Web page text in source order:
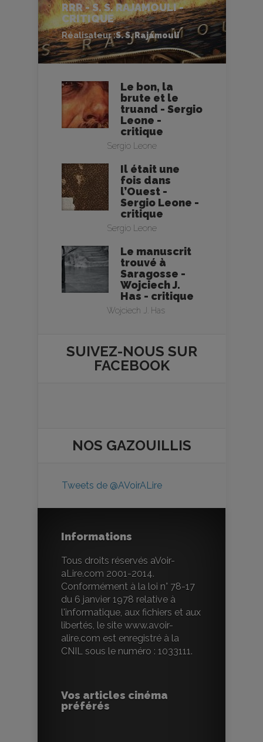
RRR - S. S. RAJAMOULI -
CRITIQUE
Réalisateur :S. S. Rajamouli
Le bon, la
brute et le
truand - Sergio
Leone -
critique
Sergio Leone
Il était une
fois dans
l’Ouest -
Sergio Leone -
critique
Sergio Leone
Le manuscrit
trouvé à
Saragosse -
Wojciech J.
Has - critique
Wojciech J. Has
SUIVEZ-NOUS SUR
FACEBOOK
NOS GAZOUILLIS
Tweets de @AVoirALire
Informations
Tous droits réservés aVoir-
aLire.com 2001-2014.
Conformément à la loi n° 78-17
du 6 janvier 1978 relative à
l'informatique, aux fichiers et aux
libertés, le site www.avoir-
alire.com est enregistré à la
CNIL sous le numéro : 1033111.
Vos articles cinéma
préférés